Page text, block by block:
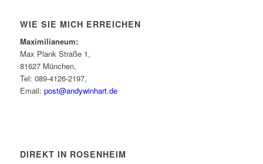
WIE SIE MICH ERREICHEN
Maximilianeum:
Max Plank Straße 1,
81627 München,
Tel: 089-4126-2197,
Email: post@andywinhart.de
DIREKT IN ROSENHEIM